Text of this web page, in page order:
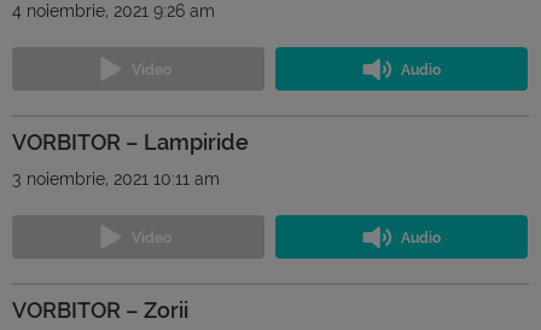
4 noiembrie, 2021 9:26 am
VORBITOR – Lampiride
3 noiembrie, 2021 10:11 am
VORBITOR – Zorii